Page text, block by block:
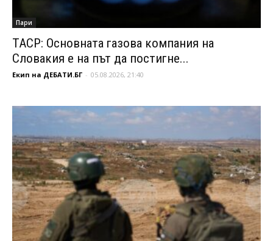
Пари
ТАСР: Основната газова компания на
Словакия е на път да постигне...
Екип на ДЕБАТИ.БГ - 05.08.2026, 21:40